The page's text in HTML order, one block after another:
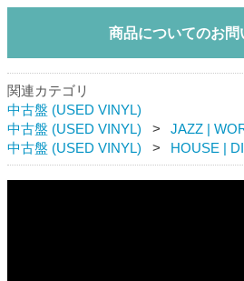
商品についてのお問
関連カテゴリ
中古盤 (USED VINYL)
中古盤 (USED VINYL)
JAZZ |
中古盤 (USED VINYL)
HOUSE |